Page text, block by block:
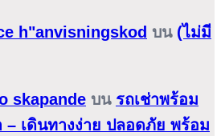
h"anvisningskod บน (ไม่มี
skapande บน รถเช่าพร้อม
เดินทางง่าย ปลอดภัย พร้อม